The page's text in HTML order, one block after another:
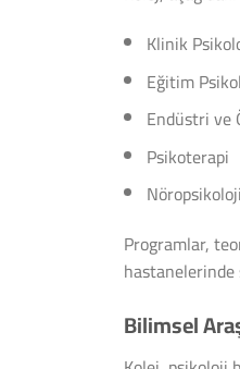
Klinik
Eğitim
Endüstri ve
Psikoterapi
Nöropsikoloji
Programlar,
hastanelerinde
Bilimsel